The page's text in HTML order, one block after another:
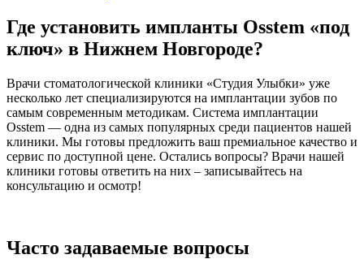
Где установить импланты Osstem «под
ключ» в Нижнем Новгороде?
Врачи стоматологической клиники «Студия Улыбки» уже
несколько лет специализируются на имплантации зубов по
самым современным методикам. Система имплантации
Osstem — одна из самых популярных среди пациентов нашей
клиники. Мы готовы предложить ваш премиальное качество и
сервис по доступной цене. Остались вопросы? Врачи нашей
клиники готовы ответить на них – записывайтесь на
консультацию и осмотр!
Часто задаваемые вопросы